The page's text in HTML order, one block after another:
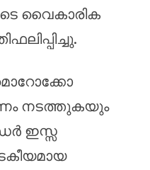
വൈകാരിക
നടത്തുകയും
ഇസ്സ